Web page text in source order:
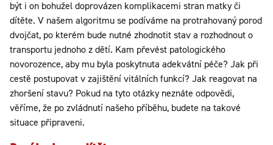
být i on bohužel doprovázen komplikacemi stran matky či
dítěte. V našem algoritmu se podíváme na protrahovaný porod
dvojčat, po kterém bude nutné zhodnotit stav a rozhodnout o
transportu jednoho z dětí. Kam převést patologického
novorozence, aby mu byla poskytnuta adekvátní péče? Jak při
cestě postupovat v zajištění vitálních funkcí? Jak reagovat na
zhoršení stavu? Pokud na tyto otázky neznáte odpovědi,
věříme, že po zvládnutí našeho příběhu, budete na takové
situace připraveni.